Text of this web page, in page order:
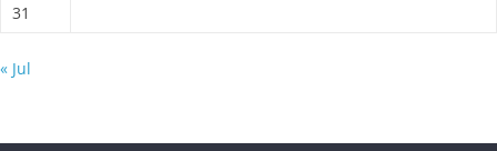
31
« Jul